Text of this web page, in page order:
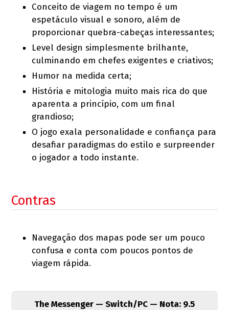
Conceito de viagem no tempo é um
espetáculo visual e sonoro, além de
proporcionar quebra-cabeças interessantes;
Level design simplesmente brilhante,
culminando em chefes exigentes e criativos;
Humor na medida certa;
História e mitologia muito mais rica do que
aparenta a princípio, com um final
grandioso;
O jogo exala personalidade e confiança para
desafiar paradigmas do estilo e surpreender
o jogador a todo instante.
Contras
Navegação dos mapas pode ser um pouco
confusa e conta com poucos pontos de
viagem rápida.
The Messenger — Switch/PC — Nota: 9.5